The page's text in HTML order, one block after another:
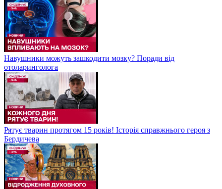
Навушники можуть зашкодити мозку? Поради від
отоларинголога
Рятує тварин протягом 15 років! Історія справжнього героя з
Бердичева